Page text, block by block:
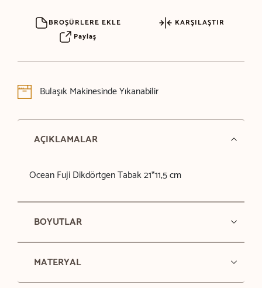
BROŞÜRLERE EKLE
KARŞILAŞTIR
Paylaş
Bulaşık Makinesinde Yıkanabilir
AÇIKLAMALAR
Ocean Fuji Dikdörtgen Tabak 21*11,5 cm
BOYUTLAR
MATERYAL